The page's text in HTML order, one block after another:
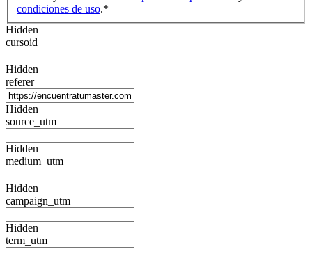
condiciones de uso.*
Hidden
cursoid
Hidden
referer
Hidden
source_utm
Hidden
medium_utm
Hidden
campaign_utm
Hidden
term_utm